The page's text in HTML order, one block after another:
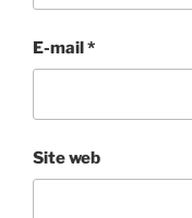
E-mail*
Site web